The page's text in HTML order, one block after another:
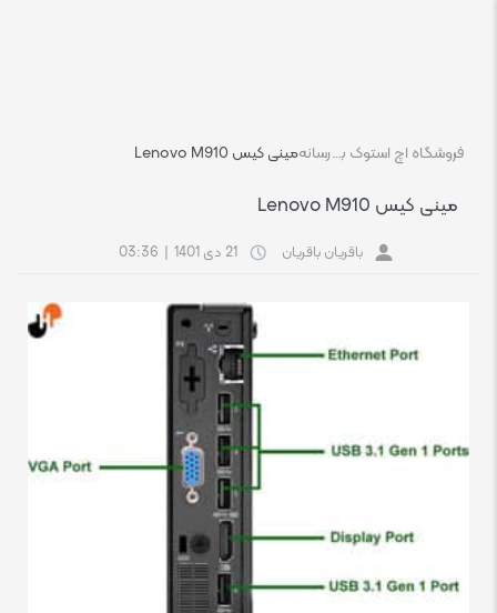
فروشگاه اچ استوک بازار انلاین تجهیزات کامپیوتر استوکرسانهمینی کیس Lenovo M910
مینی کیس Lenovo M910
باقریان باقریان 21 دی 1401 03:36